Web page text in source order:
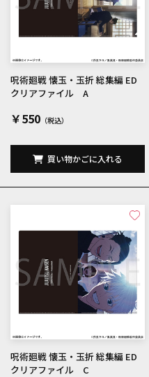
呪術廻戦 懐玉・玉折 総集編 ED
クリアファイル A
￥550
買い物かごに入れる
呪術廻戦 懐玉・玉折 総集編 ED
クリアファイル C